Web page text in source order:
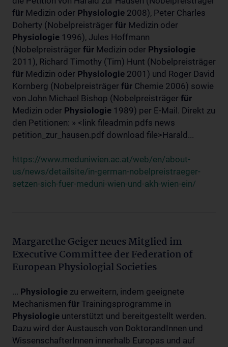
für Medizin oder Physiologie 2008), Peter Charles
Doherty (Nobelpreisträger für Medizin oder
Physiologie 1996), Jules Hoffmann
(Nobelpreisträger für Medizin oder Physiologie
2011), Richard Timothy (Tim) Hunt (Nobelpreisträger
für Medizin oder Physiologie 2001) und Roger David
Kornberg (Nobelpreisträger für Chemie 2006) sowie
von John Michael Bishop (Nobelpreisträger für
Medizin oder Physiologie 1989) per E-Mail. Direkt zu
den Petitionen: » <link fileadmin pdfs news
petition_zur_hausen.pdf download file>Harald...
https://www.meduniwien.ac.at/web/en/about-
us/news/detailsite/in-german-nobelpreistraeger-
setzen-sich-fuer-meduni-wien-und-akh-wien-ein/
Margarethe Geiger neues Mitglied im
Executive Committee der Federation of
European Physiologial Societies
... Physiologie zu erweitern, indem geeignete
Mechanismen für Trainingsprogramme in
Physiologie unterstützt und bereitgestellt werden.
Dazu wird der Austausch von DoktorandInnen und
WissenschafterInnen innerhalb Europas und auf